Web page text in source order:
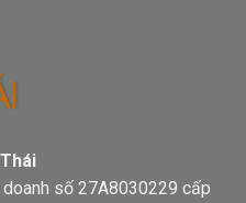
Thái
số 27A8030229 cấp